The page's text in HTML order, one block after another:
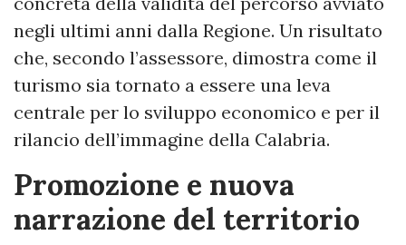
negli ultimi anni dalla Regione. Un risultato
che, secondo l’assessore, dimostra come il
turismo sia tornato a essere una leva
centrale per lo sviluppo economico e per il
rilancio dell’immagine della Calabria.
Promozione e nuova
narrazione del territorio